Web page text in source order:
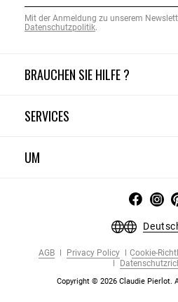
BRAUCHEN SIE HILFE ?
SERVICES
UM
Mit der Anmeldung zu unserem
Datenschutzpolitik.
AGB Privacy Policy Cookie-
Copyright © 2026 Claudie Pierlot.